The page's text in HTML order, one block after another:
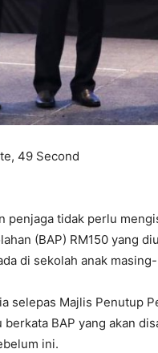
49 Second
penjaga tidak perlu
(BAP) RM150 yang
di sekolah anak
selepas Majlis Penutup
BAP yang akan
ini.